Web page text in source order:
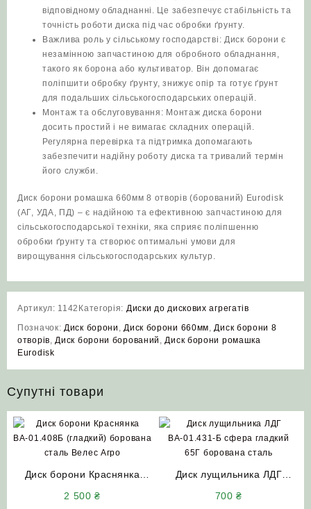
відповідному обладнанні. Це забезпечує стабільність та
точність роботи диска під час обробки ґрунту.
Важлива роль у сільському господарстві: Диск борони є
незамінною запчастиною для обробного обладнання,
такого як борона або культиватор. Він допомагає
поліпшити обробку ґрунту, знижує опір та готує ґрунт
для подальших сільськогосподарських операцій.
Монтаж та обслуговування: Монтаж диска борони
досить простий і не вимагає складних операцій.
Регулярна перевірка та підтримка допомагають
забезпечити надійну роботу диска та тривалий термін
його служби.
Диск борони ромашка 660мм 8 отворів (борований) Eurodisk
(АГ, УДА, ПД) – є надійною та ефективною запчастиною для
сільськогосподарської техніки, яка сприяє поліпшенню
обробки ґрунту та створює оптимальні умови для
вирощування сільськогосподарських культур.
Артикул: 1142 Категорія: Диски до дискових агрегатів
Позначок: Диск борони Диск борони 660мм
Диск борони 8
отворів
Диск борони борований
Диск борони ромашка
Eurodisk
Супутні товари
Диск борони Краснянка
2 500₴
Диск лущильника ЛДГ
700₴